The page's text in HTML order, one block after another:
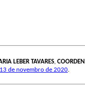
LEBER TAVARES,
de novembro de 2020.